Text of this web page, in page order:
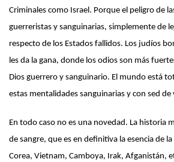
Criminales como Israel. Porque el peligro de
guerreristas y sanguinarias, simplemente de
respecto de los Estados fallidos. Los judíos
les da la gana, donde los odios son más
Dios guerrero y sanguinario. El mundo está
estas mentalidades sanguinarias y con sed
En todo caso no es una novedad. La historia
de sangre, que es en definitiva la esencia de
Corea, Vietnam, Camboya, Irak, Afganistán,